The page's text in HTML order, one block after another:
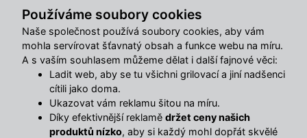
Používáme soubory cookies
Naše společnost používá soubory cookies, aby vám
mohla servírovat šťavnatý obsah a funkce webu na míru.
A s vaším souhlasem můžeme dělat i další fajnové věci:
Ladit web, aby se tu všichni grilovací a jiní nadšenci
cítili jako doma.
Ukazovat vám reklamu šitou na míru.
Díky efektivnější reklamě držet ceny našich
produktů nízko, aby si každý mohl dopřát skvělé
Do košíku
Sdílet s přáteli
Popis